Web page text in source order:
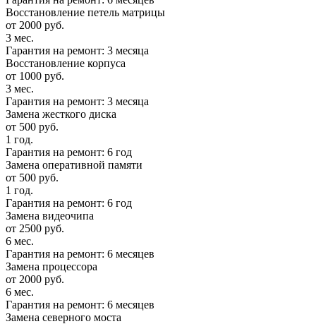
Восстановление петель матрицы
от 2000 руб.
3 мес.
Гарантия на ремонт: 3 месяца
Восстановление корпуса
от 1000 руб.
3 мес.
Гарантия на ремонт: 3 месяца
Замена жесткого диска
от 500 руб.
1 год.
Гарантия на ремонт: 6 год
Замена оперативной памяти
от 500 руб.
1 год.
Гарантия на ремонт: 6 год
Замена видеочипа
от 2500 руб.
6 мес.
Гарантия на ремонт: 6 месяцев
Замена процессора
от 2000 руб.
6 мес.
Гарантия на ремонт: 6 месяцев
Замена северного моста